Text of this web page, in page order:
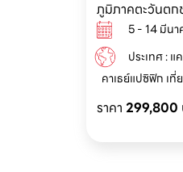
ภูมิภาคตะวันตก
5 - 14 มีน
ประเทศ : แ
คาเธย์แปซิฟิก เ
ราคา 299,800